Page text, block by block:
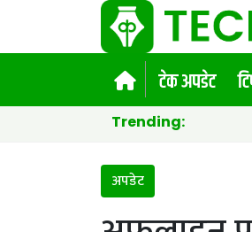
टेक अपडेट
Trending:
अपडेट